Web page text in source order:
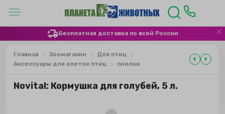
Бесплатная доставка по всей России
Главная Зоомагазин
Для птиц
Аксессуары для клеток птиц
поилки
Novital: Кормушка для голубей, 5 л.